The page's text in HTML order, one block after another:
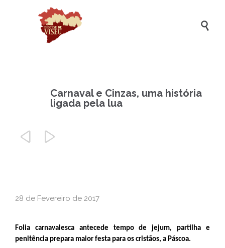

Carnaval e Cinzas, uma história
ligada pela lua
 
28 de Fevereiro de 2017
Folia carnavalesca antecede tempo de jejum, partilha e
penitência prepara maior festa para os cristãos, a Páscoa.